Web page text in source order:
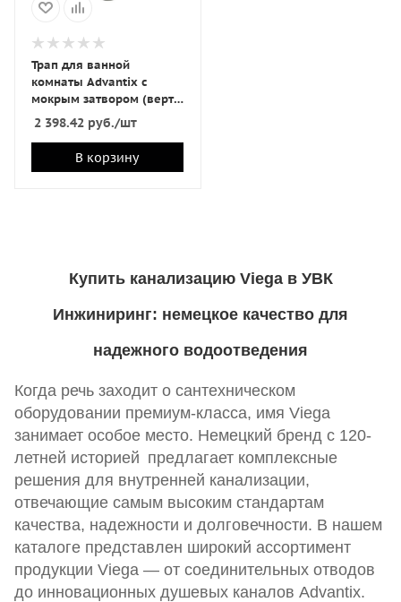
Трап для ванной
комнаты Advantix c
мокрым затвором (верт.
выпуск) Viega
2 398.42 руб./шт
В корзину
Купить канализацию Viega в УВК
Инжиниринг: немецкое качество для
надежного водоотведения
Когда речь заходит о сантехническом
оборудовании премиум-класса, имя Viega
занимает особое место. Немецкий бренд с 120-
летней историей предлагает комплексные
решения для внутренней канализации,
отвечающие самым высоким стандартам
качества, надежности и долговечности. В нашем
каталоге представлен широкий ассортимент
продукции Viega — от соединительных отводов
до инновационных душевых каналов Advantix.